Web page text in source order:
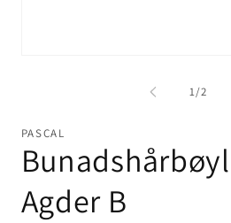
1/av
2
PASCAL
Agder B